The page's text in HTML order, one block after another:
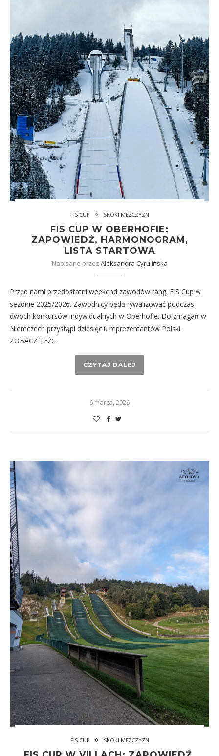
FIS CUP SKOKI MĘŻCZYZN
FIS CUP W OBERHOFIE:
ZAPOWIEDŹ, HARMONOGRAM,
LISTA STARTOWA
Napisane przez Aleksandra Cyrulińska
Przed nami przedostatni weekend zawodów rangi FIS Cup w
sezonie 2025/2026. Zawodnicy będą rywalizować podczas
dwóch konkursów indywidualnych w Oberhofie. Do zmagań w
Niemczech przystąpi dziesięciu reprezentantów Polski.
ZOBACZ TEŻ:…
CZYTAJ DALEJ
6 marca, 2026
FIS CUP SKOKI MĘŻCZYZN